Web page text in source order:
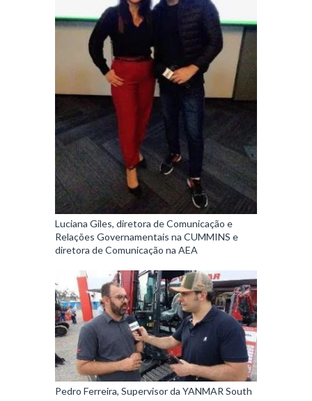
Luciana Giles, diretora de Comunicação e
Relações Governamentais na CUMMINS e
diretora de Comunicação na AEA
Pedro Ferreira, Supervisor da YANMAR South